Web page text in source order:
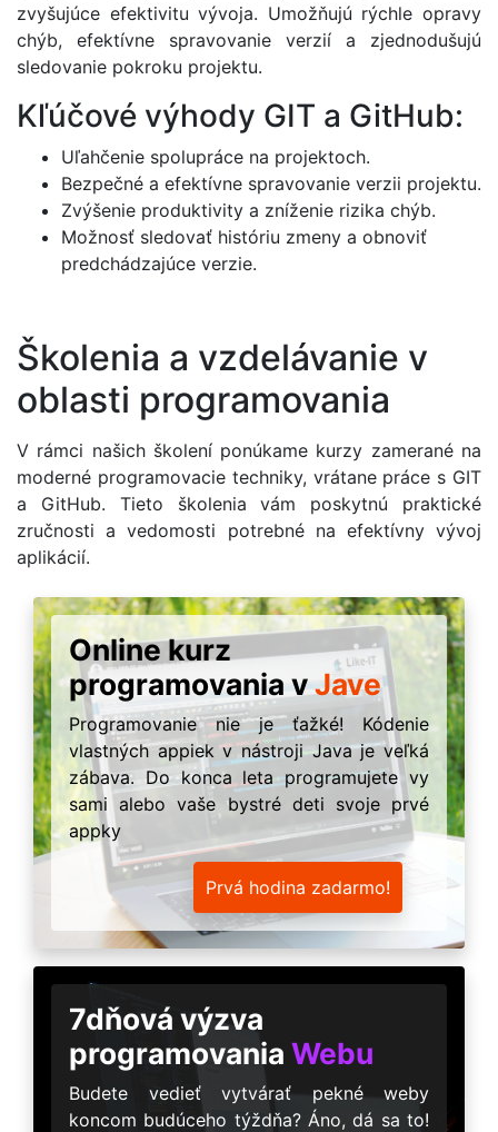
zvyšujúce efektivitu vývoja. Umožňujú rýchle opravy
chýb, efektívne spravovanie verzií a zjednodušujú
sledovanie pokroku projektu.
Kľúčové výhody GIT a GitHub:
Uľahčenie spolupráce na projektoch.
Bezpečné a efektívne spravovanie verzii projektu.
Zvýšenie produktivity a zníženie rizika chýb.
Možnosť sledovať históriu zmeny a obnoviť
predchádzajúce verzie.
Školenia a vzdelávanie v
oblasti programovania
V rámci našich školení ponúkame kurzy zamerané na
moderné programovacie techniky, vrátane práce s GIT
a GitHub. Tieto školenia vám poskytnú praktické
zručnosti a vedomosti potrebné na efektívny vývoj
aplikácií.
Online kurz
programovania vJave
Programovanie nie je ťažké! Kódenie
vlastných appiek v nástroji Java je veľká
zábava. Do konca leta programujete vy
sami alebo vaše bystré deti svoje prvé
appky
Prvá hodina zadarmo!
7dňová výzva
programovania Webu
Budete vedieť vytvárať pekné weby
koncom budúceho týždňa? Áno, dá sa to!